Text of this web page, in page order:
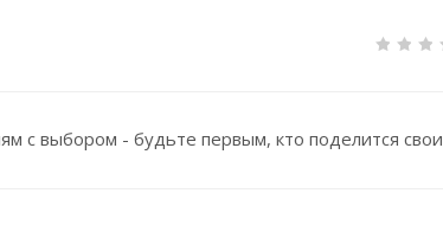
с выбором - будьте первым, кто поделится